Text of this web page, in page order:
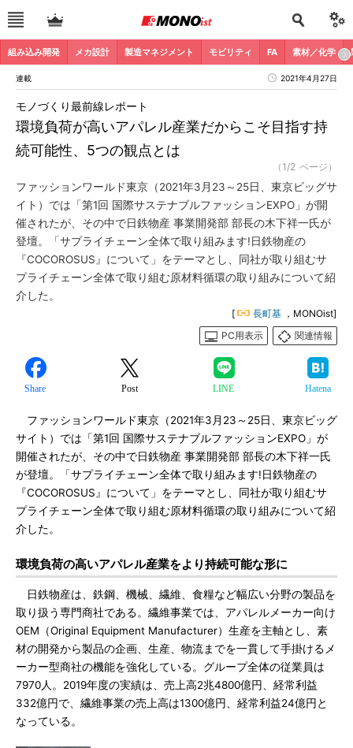
組み込み開発 メカ設計 製造マネジメント モビリティ FA 素材／化学
連載 2021年4月27日
環境負荷が高いアパレル産業だからこそ目指す持
続可能性、5つの観点とは
モノづくり最前線レポート
（1/2 ページ）
ファッションワールド東京（2021年3月23～25日、東京ビッグサ
イト）では「第1回 国際サステナブルファッションEXPO」が開
催されたが、その中で日鉄物産 事業開発部 部長の木下祥一氏が
登壇。「サプライチェーン全体で取り組みます!日鉄物産の
『COCOROSUS』について」をテーマとし、同社が取り組むサ
プライチェーン全体で取り組む原材料循環の取り組みについて紹
介した。
[ 長町基 ，MONOist]
PC用表示
関連情報
Share Post LINE Hatena
ファッションワールド東京（2021年3月23～25日、東京ビッグ
サイト）では「第1回 国際サステナブルファッションEXPO」が
開催されたが、その中で日鉄物産 事業開発部 部長の木下祥一氏
が登壇。「サプライチェーン全体で取り組みます!日鉄物産の
『COCOROSUS』について」をテーマとし、同社が取り組むサ
プライチェーン全体で取り組む原材料循環の取り組みについて紹
介した。
環境負荷の高いアパレル産業をより持続可能な形に
日鉄物産は、鉄鋼、機械、繊維、食糧など幅広い分野の製品を
取り扱う専門商社である。繊維事業では、アパレルメーカー向け
OEM（Original Equipment Manufacturer）生産を主軸とし、素
材の開発から製品の企画、生産、物流までを一貫して手掛けるメ
ーカー型商社の機能を強化している。グループ全体の従業員は
7970人。2019年度の実績は、売上高2兆4800億円、経常利益
332億円で、繊維事業の売上高は1300億円、経常利益24億円と
なっている。